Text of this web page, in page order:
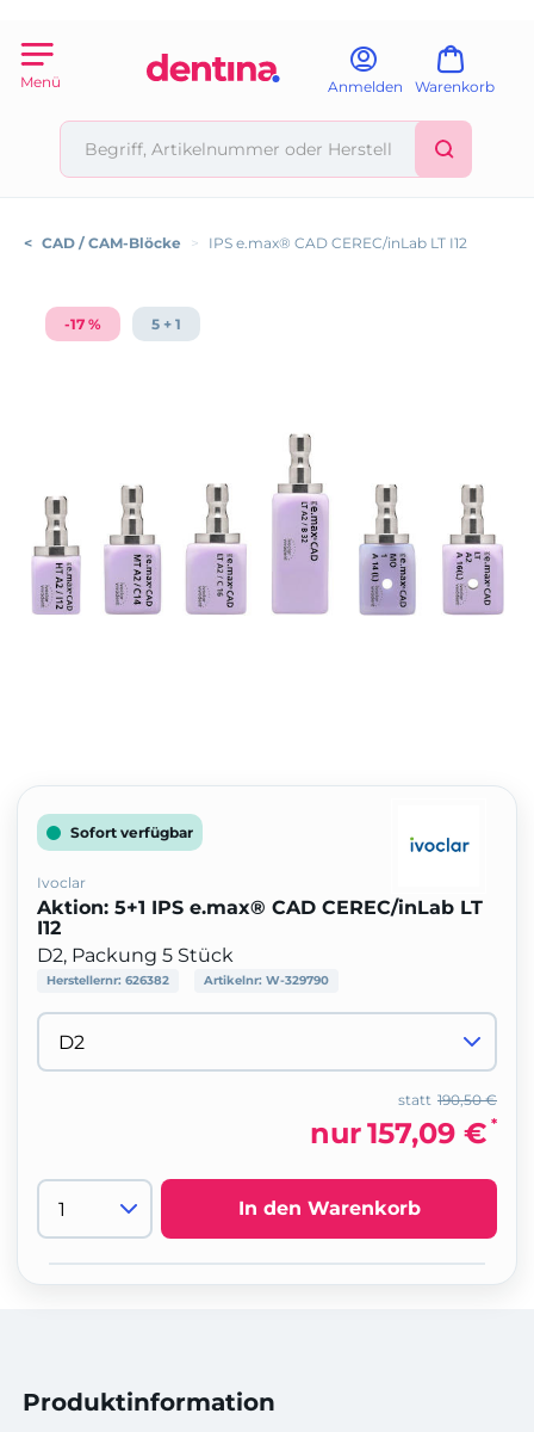
Menü Anmelden Warenkorb
< CAD / CAM-Blöcke > IPS e.max® CAD CEREC/inLab LT I12
-17 % 5 + 1
Sofort verfügbar
Ivoclar
Aktion: 5+1 IPS e.max® CAD CEREC/inLab LT
I12
D2, Packung 5 Stück
Herstellernr: 626382 Artikelnr: W-329790
190,50 €
statt
nur157,09 € *
In den Warenkorb
Produktinformation